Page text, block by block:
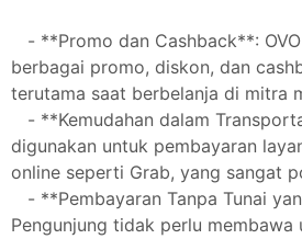
- **Promo dan Cashback**:
berbagai promo, diskon, dan
terutama saat berbelanja di mitra
- **Kemudahan dalam
digunakan untuk pembayaran
online seperti Grab, yang sangat
- **Pembayaran Tanpa Tunai
Pengunjung tidak perlu membawa